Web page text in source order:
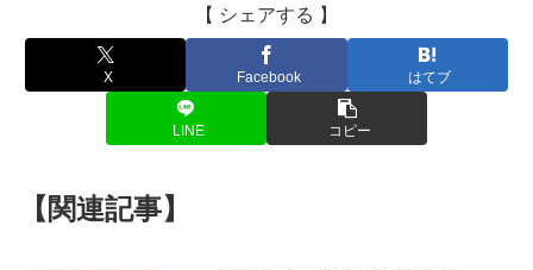
【 シェアする 】
X Facebook はてブ
LINE コピー
【関連記事】